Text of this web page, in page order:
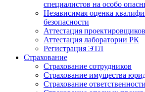
специалистов на особо
Независимая оценка
безопасности
Аттестация
Аттестация лаборатории РК
Регистрация ЭТЛ
Страхование
Страхование сотрудников
Страхование имущества
Страхование